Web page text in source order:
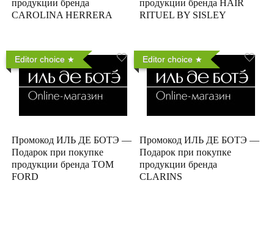
продукции бренда
CAROLINA HERRERA
продукции бренда HAIR
RITUEL BY SISLEY
Editor choice
Промокод ИЛЬ ДЕ БОТЭ —
Подарок при покупке
продукции бренда TOM
FORD
Editor choice
Промокод ИЛЬ ДЕ БОТЭ —
Подарок при покупке
продукции бренда
CLARINS